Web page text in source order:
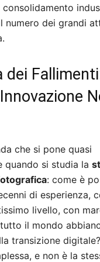
numero dei grandi
dei
che si pone quasi
quando si studia la
: come è
di esperienza,
livello, con
il mondo
transizione
e non è la